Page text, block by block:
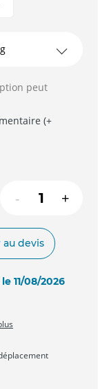
peut
(+
- +
devis
11/08/2026